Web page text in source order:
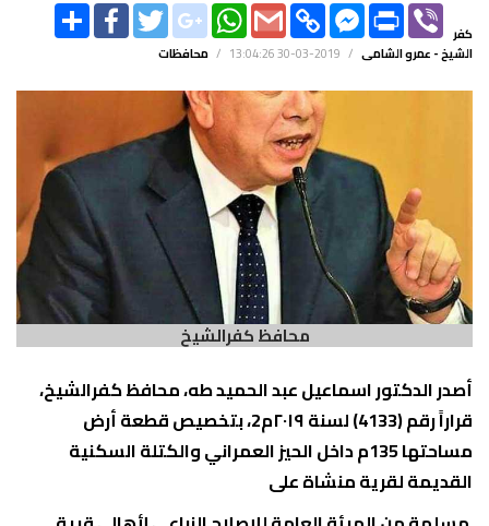
SHARE FACEBOOKTWITTERGOOGLE_PLUS
WHATSAPP
GMAIL
COPY
LINK
FACEBOOK
MESSENGER
PRINT
كفر
الشيخ - عمرو الشامى /
2019-03-30 13:04:26
/ محافظات
محافظ كفرالشيخ
أصدر الدكتور اسماعيل عبد الحميد طه، محافظ كفرالشيخ،
قراراً رقم (4133) لسنة ٢٠١٩م2، بتخصيص قطعة أرض
مساحتها 135م داخل الحيز العمراني والكتلة السكنية
القديمة لقرية منشاة على